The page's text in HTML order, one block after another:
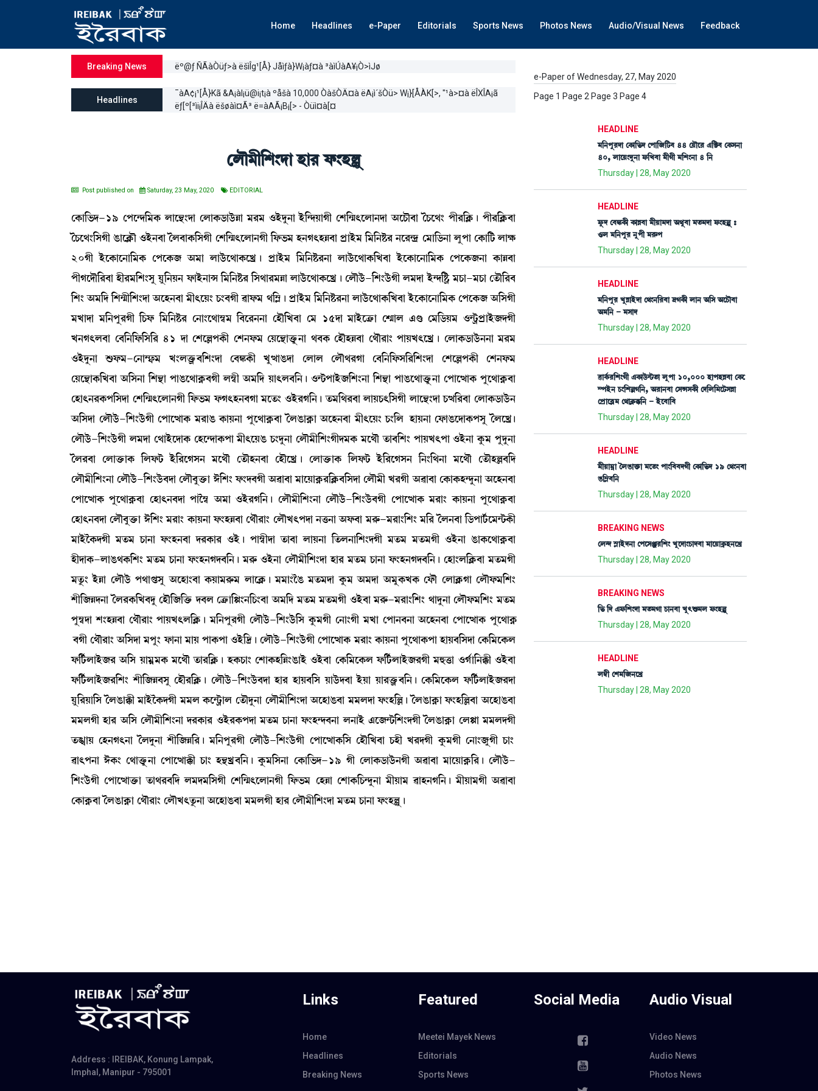
Home Headlines e-Paper Editorials Sports News Photos News Audio/Visual News Feedback
Breaking News ëº@ƒ ÑÃàÒüƒ>à ëšìÎg¹[Å} Jåìƒà}W¡àƒ¤à ³àìÚàA¥¡Ò>ìJø
Headlines
¯àA¢¡¹[Å}Kã &A¡àl¡ü@i¡t¡à ºåšà 10,000 ÒàšÒÄ¤à ëA¡ì´šÒü> W¡}[ÅÀK[>, "¹à>¤à ëÎXÎA¡ã
ëƒ[º[³ìi¡ÎÄà ëšøàì¤Ã³ ë=àAÃ¡B¡[> - Òüì¤à[¤
e-Paper of Wednesday, 27, May 2020
Page 1 Page 2 Page 3 Page 4
ëºï³ã[Å}ƒà Òà¹ ó¡}ÒÀå
Post published on Saturday, 23 May, 2020 EDITORIAL
ëA¡à[®¡ƒ-19 ëšì@ƒ[³A¡ ºàì”‚}ƒà ëºàA¡l¡àl¡üÄà ³¹³ *Òüƒå>à Òü[@ƒÚàKã ëÅ[@µ;ìºà>ƒà "ìW¡ï¤à íW¡ì=} šã¹[AÃ¡¡ú šã¹[AÃ¡¤à
íW¡ì=}[ÎKã R¡àìAÃ¡ï *Òü>¤à íº¤àA¡[ÎKã ëÅ[@µ;ìºà>Kã [ó¡®¡³ Ò>K;ÒÄ¤à šøàÒü³ [³[>Ê¡¹ >ì¹@ƒø ë³à[l¡>à ºåšà ëA¡à[i¡ ºàÛ¡
20Kã ÒüìA¡àì>à[³A¡ ëšìA¡\ "³à ºàl¡üì=àA¡ìJø¡ú šøàÒü³ [³[>Ê¡¹>à ºàl¡üì=àA¡[J¤à ÒüìA¡àì>à[³A¡ ëšìA¡\>à A¡àÄ¤à
šãKìƒï[¹¤à Òã¹³[Å}Îå Úå[>Ú> ó¡àÒü>àX [³[>Ê¡¹ [Î=à¹³Äà ºàl¡üì=àA¡ìJø¡ú ëºïl¡ü-[Å}l¡üKã º³ƒà Òü@ƒ[Ê¡ö ³W¡à-³W¡à ët¡ï[¹¤
[Å} "³[ƒ [Å@µã[Å}ƒà "ìÒ>¤à ³ã;ìÚ} W¡}¤Kã ¯àó¡³ =[´Ã¡ú šøàÒü³ [³[>Ê¡¹>à ºàl¡üì=àA¡[J¤à ÒüìA¡àì>à[³A¡ ëšìA¡\ "[ÎKã
³Jàƒà ³[>šå¹Kã [W¡ó¡ [³[>Ê¡¹ ë>à}ì=à´¬³ [¤ì¹>>à ëÒï[J¤à ë³ 15ƒà ³àÒüìyû¡à ëÆµàº &r¡ ë³[l¡Ú³ *@i¡öšøàÒü\ƒKã
J>K;º¤à ë¤[>[ó¡[Î[¹ 41 ƒà ëÅìÀšA¡ã ëÅ>ó¡³ ëÚì”‚àv¡ûå¡>à =¤A¡ ëÒïÒÄ¤à ë=ï¹à} šàÚJ;ìJø¡ú ëºàA¡l¡àl¡ü>>à ³¹³
*Òüƒå>à Ç¡ó¡³-ë>à´£¡³ J}ºv¡ûö¡¤[Å}ƒà ë¤S¡A¡ã JåxàR¡ƒà ëºàº ëºï=¹Kà ë¤[>[ó¡Î[¹[Å}ƒà ëÅìÀšA¡ã ëÅ>ó¡³
ëÚì”‚àA¡[J¤à "[Î>à [Å”‚à šàR¡ì=àA¥¡¤Kã º´¬ã "³[ƒ Úà;º¤[>¡ú *@i¡šàÒü\[Å}>à [Å”‚à šàR¡ì=àv¡ûå¡>à ëšàìxàA¡ šåì=àA¥¡¤à
ëÒà;>¹A¡š[Îƒà ëÅ[@µ;ìºà>Kã [ó¡®¡³ ó¡K;Ò>¤Kà ³ìt¡} *Òü¹K[>¡ú t¡³[=¹¤à ºàÚW¡;[ÎKã ºàì”‚}ƒà W¡x[¹¤à ëºàA¡l¡àl¡ü>
"[Îƒà ëºïl¡ü-[Å}l¡üKã ëšàìxàA¡ ³¹àR¡ A¡àÚ>à šåì=àA¥¡¤à íºR¡àA¥¡à "ìÒ>¤à ³ã;ìÚ} W¡}[º¡ ÒàÚ>à ëó¡àR¡ìƒàA¡šÎå íºìJøú
ëºïl¡ü-[Å}l¡üKã º³ƒà ë=àÒüìƒàA¡ ëÒì@ƒàA¡šà ³ã;ìÚR¡ W¡}ƒå>à ëºï³ã[Å}Kãƒ³A¡ ³ì=ï t¡à¤[Å} šàÚJ;šà *Òü>à Aå¡³ šåƒå>à
íº¹¤à ëºàv¡û¡àA¡ [ºó¡i¡ Òü[¹ìKÎ> ³ì=ï ët¡ïÒ>¤à ëÒïìJø¡ú ëºàv¡û¡àA¡ [ºó¡i¡ Òü[¹ìKÎ> [>}[=>à ³ì=ï ët¡ïÒÀ¤[ƒ
ëºï³ã[Å}>à ëºïl¡ü-[Å}l¡ü¤ƒà ëºï¤åv¡û¡à #[Å} ó¡}ƒ¤Kã "¯à¤à ³àìÚàA¥¡¹[AÃ¡¤[Îƒà ëºï³ã J¹Kã "¯à¤à ëA¡àA¡Ò@ƒå>à "ìÒ>¤à
ëšàìxàA¡ šåì=àA¥¡¤à ëÒà;>¤ƒà šàî´¬ "³à *Òü¹K[>¡ú ëºï³ã[Å}>à ëºïl¡ü-[Å}l¡ü¤Kã ëšàìxàA¡ ³¹à} A¡àÚ>à šåì=àA¥¡¤à
ëÒà;>¤ƒà ëºï¤åv¡û¡à #[Å} ³¹à} A¡àÚ>à ó¡}ÒÄ¤à ë=ï¹à} ëºïJ;šƒà >v¡>à "ó¡¤à ³¹ç¡-³¹à}[Å} ³[¹ íº>¤à [l¡šài¢¡ì³@i¡A¡ã
³àÒüîA¡ƒKã ³t¡³ W¡à>à ó¡}Ò>¤à ƒ¹A¡à¹ *Òü¡ú šà´¬ãƒà t¡à¤à ºàÚ>à [t¡º>à[Å}ƒKã ³t¡³ ³t¡³Kã *Òü>à R¡àA¡ì=àA¥¡¤à
ÒãƒàA¡-ºàR¡=A¡[Å} ³t¡³ W¡à>à ó¡}Ò>Kƒ¤[>¡ú ³¹ç¡ *Òü>à ëºï³ã[Å}ƒà Òà¹ ³t¡³ W¡à>à ó¡}Ò>Kƒ¤[>¡ú ëÒà}º[AÃ¡¤à ³t¡³Kã
³tå¡} ÒüÄà ëºïl¡ü š=àœ¡Îå "ìÒà}¤à A¡Úà³¹ç¡³ ºàìAÃ¡¡ú ³³à}îR¡ ³t¡³ƒà Aå¡³ "³ƒà "³åA¡JA¡ ëó¡ï ëºàAÃ¡Kà ëºïó¡³[Å}
Åã[\Äƒ>à íº¹A¡[J¤ƒå ëÒï[\[v¡û¡ ƒ¤º ëyû¡à[Ù}>[W¡}¤à "³[ƒ ³t¡³ ³t¡³Kã *Òü¤à ³¹ç¡-³¹à}[Å} =àƒå>à ëºïó¡³[Å} ³t¡³
šå´¬ƒà Å}ÒÄ¤à ë=ï¹à} šàÚJ;º[AÃ¡¡ú ³[>šå¹Kã ëºïl¡ü-[Å}l¡ü[Î Aå¡³Kã ë>à}Kã ³Jà ëšà>¤>à "ìÒ>¤à ëšàìxàA¡ šåì=àA¥
¡¤Kã ë=ï¹à} "[Îƒà ³šå} ó¡à>à ³àÚ šàA¡šà *Òü[‰¡ú ëºïl¡ü-[Å}l¡üKã ëšàìxàA¡ ³¹à} A¡àÚ>à šåì=àA¡šà ÒàÚ¤[Îƒà ëA¡[³ìA¡º
ó¡[i¢¡ºàÒü\¹ "[Î Úà³¥³A¡ ³ì=ï t¡à¹[AÃ¡¡ú ÒA¡W¡à} ëÅàA¡Ò[Ä}R¡àÒü *Òü¤à ëA¡[³ìA¡º ó¡[i¢¡ºàÒü\¹Kã ³×v¡à *K¢à[>B¡ã *Òü¤à
ó¡[i¢¡ºàÒü\¹[Å} Åã[\Ä¤Îå ëÒï¹[AÃ¡¡ú ëºïl¡ü-[Å}l¡ü¤ƒà Òà¹ ÒàÚ¤[Î Úàl¡üƒ¤à ÒüÚà Úà¹v¡ûö¡¤[>¡ú ëA¡[³ìA¡º ó¡[i¢¡ºàÒü\¹ƒà
Úå[¹Úà[Î íºR¡àB¡ã ³àÒüîA¡ƒKã ³³º A¡ì@i¡öàº ët¡ïƒå>à ëºï³ã[Å}ƒà "ìÒàR¡¤à ³³ºƒà ó¡}Ò[À¡ú íºR¡àA¥¡à ó¡}Ò[À¤à "ìÒàR¡¤à
³³ºKã Òà¹ "[Î ëºï³ã[Å}>à ƒ¹A¡à¹ *Òü¹A¡šƒà ³t¡³ W¡à>à ó¡}Ò@ƒ¤>à º>àÒü &ì\@i¡[Å}ƒKã íºR¡àA¥¡à ëºÙà ³³ºƒKã
t¡TàÚ ëÒ>K;>à íºƒå>à Åã[\Ä[¹¡ú ³[>šå¹Kã ëºïl¡ü-[Å}l¡üKã ëšàìxàA¡[Î ëÒï[J¤à W¡Òã J¹ƒKã Aå¡³Kã ë>à}\åKã W¡à}¡
¯à;š>à #A¡} ë=àv¡ûå¡>à ëšàìxàB¡ã W¡à} Ò”‚Jø¤[>¡ú Aå¡³[Î>à ëA¡à[®¡ƒ-19 Kã ëºàA¡l¡àl¡ü>Kã "¯à¤à ³àìÚàA¥¡[¹¡ú ëºïl¡ü-
[Å}l¡üKã ëšàìxàv¡û¡à t¡à=¹¤[ƒ º³ƒ³[ÎKã ëÅ[@µ;ìºà>Kã [ó¡®¡³ ëÒÄà ëÅàA¡[W¡@ƒå>à ³ãÚà³ ¯àÒ>K[>¡ú ³ãÚà³Kã "¯à¤à
ëA¡àA¥¡¤à íºR¡àA¥¡à ë=ï¹à} ëºïJ;tå¡>à "ìÒàR¡¤à ³³ºKã Òà¹ ëºï³ã[Å}ƒà ³t¡³ W¡à>à ó¡}ÒÀå¡ú
HEADLINE
³[>šå¹ƒà ëA¡à[®¡ƒ ëšà[\[i¡¤ 44 ëÚïì¹ &[C¡¤ ëA¡Î>à
40, ºàìÚ}ƒå>à ó¡[J¤à ³ãKã ³[Å}>à 4 [>
Thursday | 28, May 2020
HEADLINE
óå¡ƒ ë¤S¡A¡ã A¡àÄ¤à ³ãÚà³ƒà "=å¤à ³t¡³ƒà ó¡}ÒÀå –
*º ³[>šå¹ >åšã ³¹ç¡š
Thursday | 28, May 2020
HEADLINE
³[>šå¹ JåÄàÒüƒà ë=}>[¹¤à ‰KA¡ã ºà> "[Î "ìW¡ï¤à
"³[> - ³Îàƒ
Thursday | 28, May 2020
HEADLINE
¯àA¢¡¹[Å}Kã &A¡àl¡ü@i¡t¡à ºåšà 10,000 ÒàšÒÄ¤à ëA¡ì
´šÒü> W¡}[ÅÀK[>, "¹à>¤à ëÎXÎA¡ã ëƒ[º[³ìi¡ÎÄà
ëšøàì¤Ã³ ë=àAÃ¡B¡[> - Òüì¤à[¤
Thursday | 28, May 2020
HEADLINE
³ãÚà³¥à íºR¡àv¡û¡à ³ìt¡} šà}[¤¤ƒKã ëA¡à[®¡ƒ 19 ë=}>¤à
R¡[´Ã¤[>
Thursday | 28, May 2020
BREAKING NEWS
ëº@ƒ ÑÃàÒüƒ>à ëšìÎg¹[Å} Jåìƒà}W¡àƒ¤à ³àìÚàA¥¡Ò>ìJø
Thursday | 28, May 2020
BREAKING NEWS
[®¡ [ƒ &ó¡[Å}ƒà ³t¡³Kà W¡à>¤à Jå;Ç¡³º ó¡}ÒÀå
Thursday | 28, May 2020
HEADLINE
º´¬ã ëÅ³[\>ìJø
Thursday | 28, May 2020
Address : IREIBAK, Konung Lampak,
Imphal, Manipur - 795001
Links
Home
Headlines
Breaking News
Featured
Meetei Mayek News
Editorials
Sports News
Social Media Audio Visual
Video News
Audio News
Photos News